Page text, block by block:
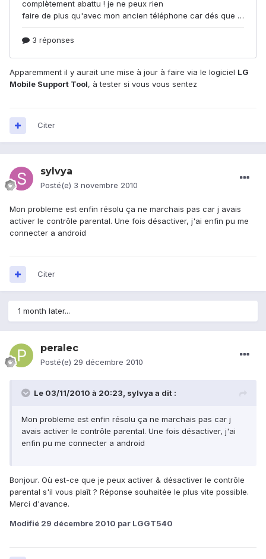
Apparemment il y aurait une mise à jour à faire via le logiciel LG
Mobile Support Tool, à tester si vous vous sentez
Citer
sylvya
Posté(e) 3 novembre 2010
Mon probleme est enfin résolu ça ne marchais pas car j avais
activer le contrôle parental. Une fois désactiver, j'ai enfin pu me
connecter a android
Citer
1 month later...
peralec
Posté(e) 29 décembre 2010
Le 03/11/2010 à 20:23, sylvya a dit :
Mon probleme est enfin résolu ça ne marchais pas car j
avais activer le contrôle parental. Une fois désactiver, j'ai
enfin pu me connecter a android
Bonjour. Où est-ce que je peux activer & désactiver le contrôle
parental s'il vous plaît ? Réponse souhaitée le plus vite possible.
Merci d'avance.
Modifié 29 décembre 2010 par LGGT540